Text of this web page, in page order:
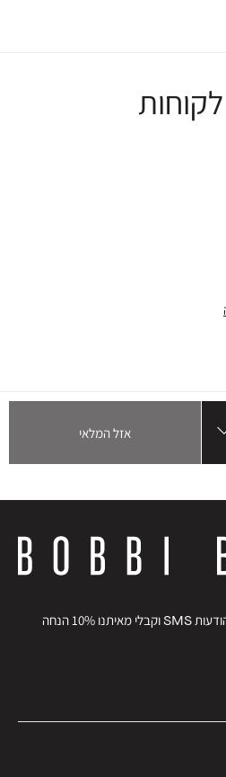
אזל המלאי
הרשמי לקבלת עדכונים במייל ובהודעות SMS וקבלי מאיתנו 10% הנחה